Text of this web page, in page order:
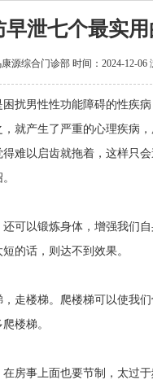
早泄七个最实
康源综合门诊部 时间：2024-12-06
男性性功能障碍的性疾病
就产生了严重的心理疾病
难以启齿就拖着，这样只
以锻炼身体，增强我们自
的话，则达不到效果。
楼梯。爬楼梯可以使我们
楼梯。
事上面也要节制，太过于